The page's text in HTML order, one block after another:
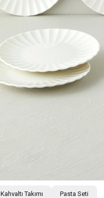
Kahvaltı Takımı Pasta Seti